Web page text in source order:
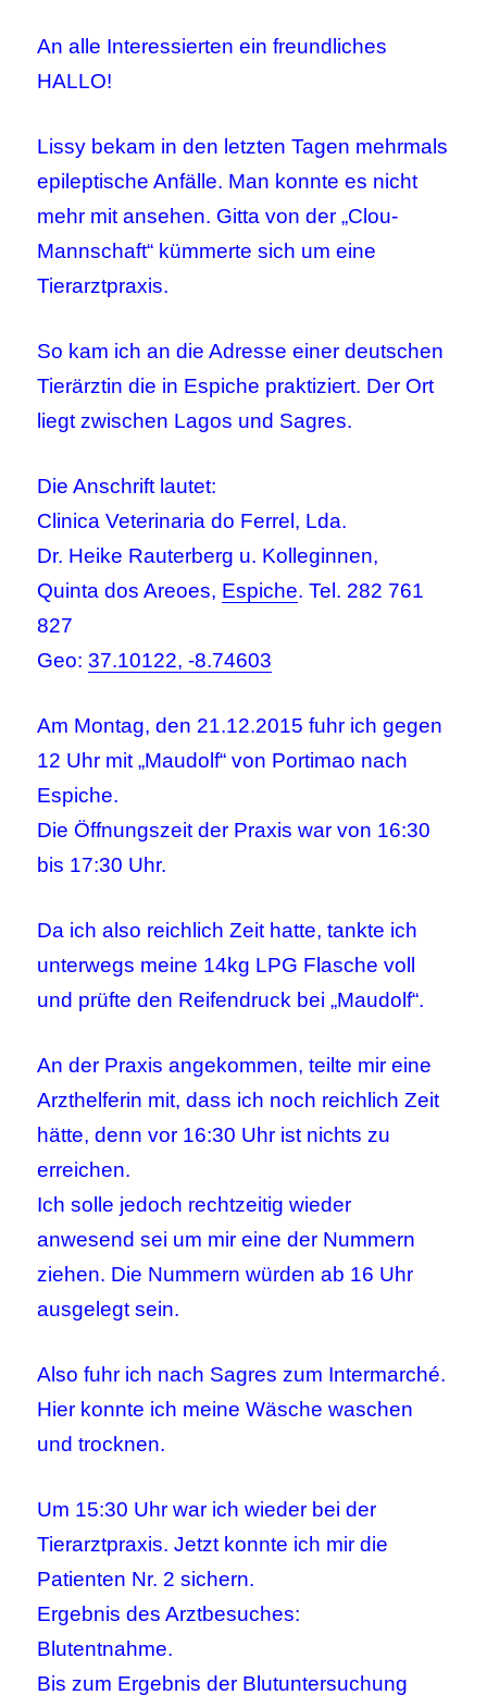
An alle Interessierten ein freundliches
HALLO!
Lissy bekam in den letzten Tagen mehrmals
epileptische Anfälle. Man konnte es nicht
mehr mit ansehen. Gitta von der „Clou-
Mannschaft“ kümmerte sich um eine
Tierarztpraxis.
So kam ich an die Adresse einer deutschen
Tierärztin die in Espiche praktiziert. Der Ort
liegt zwischen Lagos und Sagres.
Die Anschrift lautet:
Clinica Veterinaria do Ferrel, Lda.
Dr. Heike Rauterberg u. Kolleginnen,
Quinta dos Areoes, Espiche. Tel. 282 761
827
Geo:37.10122, -8.74603
Am Montag, den 21.12.2015 fuhr ich gegen
12 Uhr mit „Maudolf“ von Portimao nach
Espiche.
Die Öffnungszeit der Praxis war von 16:30
bis 17:30 Uhr.
Da ich also reichlich Zeit hatte, tankte ich
unterwegs meine 14kg LPG Flasche voll
und prüfte den Reifendruck bei „Maudolf“.
An der Praxis angekommen, teilte mir eine
Arzthelferin mit, dass ich noch reichlich Zeit
hätte, denn vor 16:30 Uhr ist nichts zu
erreichen.
Ich solle jedoch rechtzeitig wieder
anwesend sei um mir eine der Nummern
ziehen. Die Nummern würden ab 16 Uhr
ausgelegt sein.
Also fuhr ich nach Sagres zum Intermarché.
Hier konnte ich meine Wäsche waschen
und trocknen.
Um 15:30 Uhr war ich wieder bei der
Tierarztpraxis. Jetzt konnte ich mir die
Patienten Nr. 2 sichern.
Ergebnis des Arztbesuches:
Blutentnahme.
Bis zum Ergebnis der Blutuntersuchung